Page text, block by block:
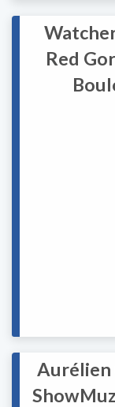
Red
Aurélien